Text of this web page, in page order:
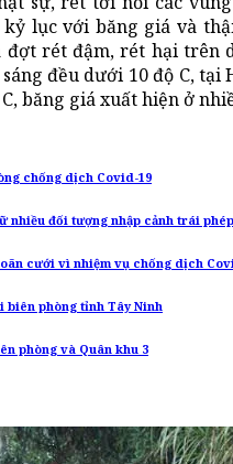
lục với băng giá và
đợt rét đậm, rét hại
đều dưới 10 độ C, tại
C, băng giá xuất hiện ở
chống dịch Covid-19
nhiều đối tượng nhập cảnh trái phép
cưới vì nhiệm vụ chống dịch
biên phòng tỉnh Tây Ninh
phòng và Quân khu 3